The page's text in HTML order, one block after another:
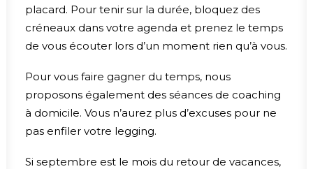
placard. Pour tenir sur la durée, bloquez des
créneaux dans votre agenda et prenez le temps
de vous écouter lors d’un moment rien qu’à vous.
Pour vous faire gagner du temps, nous
proposons également des séances de coaching
à domicile. Vous n’aurez plus d’excuses pour ne
pas enfiler votre legging.
Si septembre est le mois du retour de vacances,